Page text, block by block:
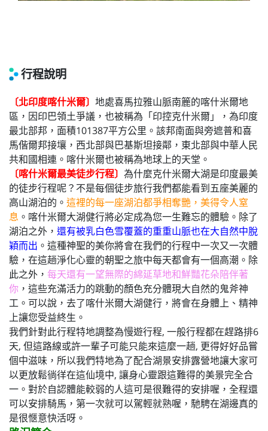
行程說明
〔北印度喀什米爾〕 地處喜馬拉雅山脈南簏的喀什米爾地
區，因印巴領土爭議，也被稱為「印控克什米爾」，為印度
最北部邦，面積101387平方公里。該邦南面與旁遮普和喜
馬偕爾邦接壤，西北部與巴基斯坦接鄰，東北部與中華人民
共和國相連。喀什米爾也被稱為地球上的天堂。
〔喀什米爾最美徒步行程〕 為什麼克什米爾大湖是印度最美
的徒步行程呢？不是每個徒步旅行我們都能看到五座美麗的
高山湖泊的。 這裡的每一座湖泊都爭相奪艷，美得令人窒
息 。喀什米爾大湖健行將必定成為您一生難忘的體驗。除了
湖泊之外， 還有被乳白色雪覆蓋的重重山脈也在大自然中脫
穎而出 。這種神聖的美你將會在我們的行程中一次又一次體
驗，在這趟淨化心靈的朝聖之旅中每天都會有一個高潮。除
此之外， 每天還有一望無際的綿延草地和鮮豔花朵陪伴著
你 ，這些充滿活力的跳動的顏色充分體現大自然的鬼斧神
工。可以說，去了喀什米爾大湖健行，將會在身體上、精神
上讓您受益終生。
我們針對此行程特地調整為慢遊行程, 一般行程都在趕路排6
天, 但這路線或許一輩子可能只能來這麼一趟, 更得好好品嘗
個中滋味，所以我們特地為了配合湖景安排露營地讓大家可
以更放鬆徜徉在這仙境中, 讓身心靈跟這難得的美景完全合
一。對於自認體能較弱的人這可是很難得的安排喔，全程還
可以安排騎馬，第一次就可以駕輕就熟喔，馳騁在湖邊真的
是很愜意快活呀。